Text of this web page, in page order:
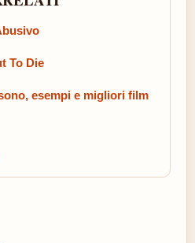
To Die
esempi e migliori film